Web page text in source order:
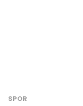
SPOR